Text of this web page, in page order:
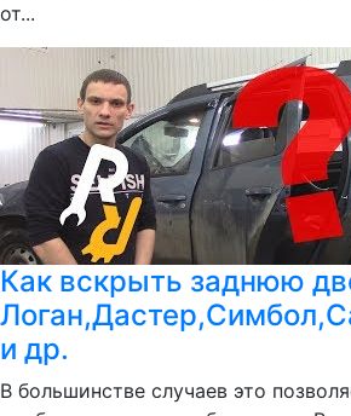
от...
Как вскрыть заднюю
и др.
В большинстве случаев это